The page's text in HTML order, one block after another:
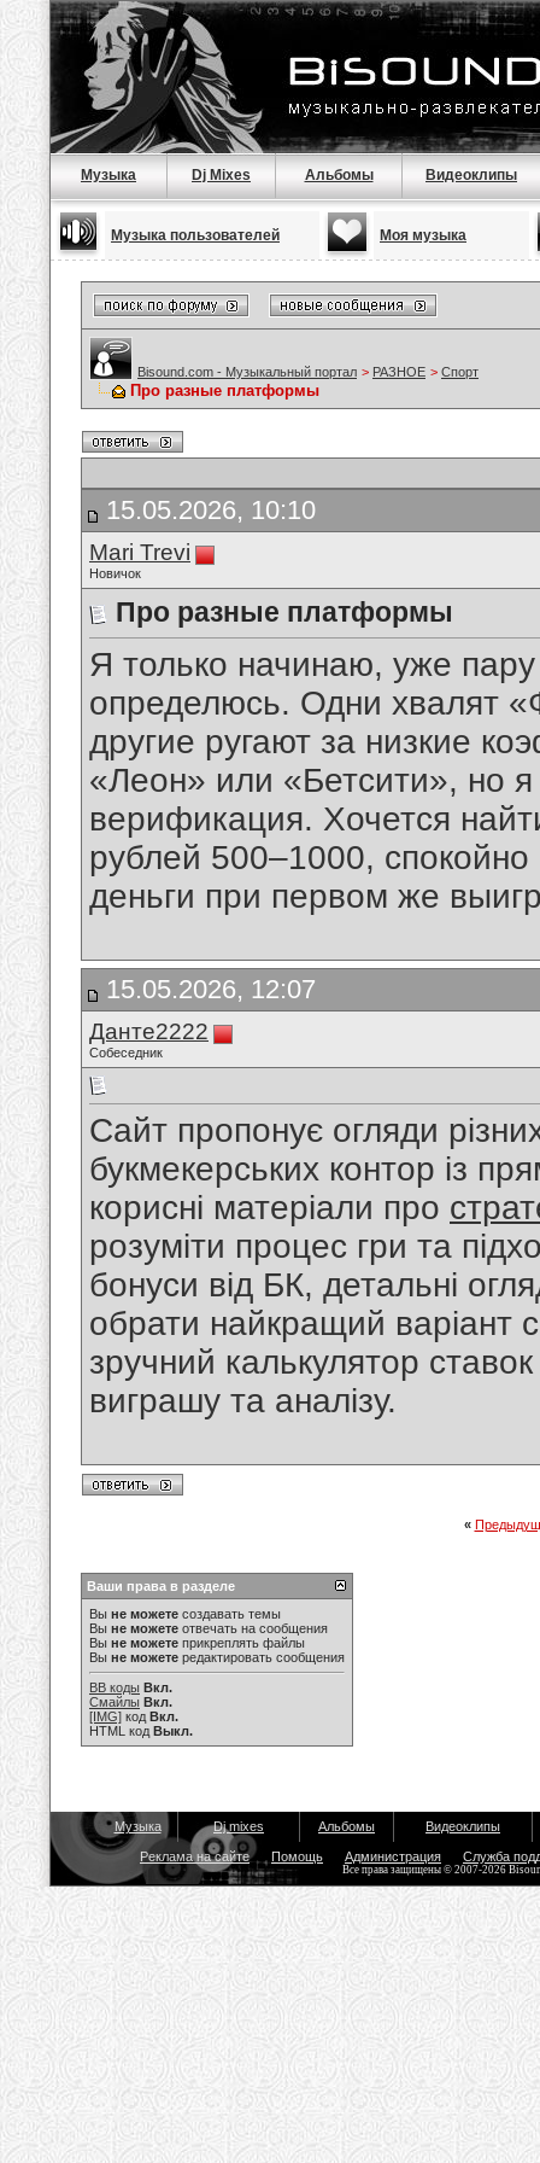
Музыка Dj Mixes Альбомы Видеоклипы
Музыка пользователей Моя музыка
Bisound.com - Музыкальный портал > РАЗНОЕ > Спорт
Про разные платформы
15.05.2026, 10:10
Mari Trevi
Новичок
Про разные платформы
Я только начинаю, уже
определюсь. Одни хвалят
другие ругают за низкие
«Леон» или «Бетсити», но
верификация. Хочется
рублей 500–1000, спокойно
деньги при первом же
15.05.2026, 12:07
Данте2222
Собеседник
Сайт пропонує огляди
букмекерських контор із
корисні матеріали про
розуміти процес гри та
бонуси від БК, детальні
обрати найкращий варіант
зручний калькулятор
виграшу та аналізу.
«
Ваши права в разделе
Вы не можете создавать темы
Вы не можете отвечать на сообщения
Вы не можете прикреплять файлы
Вы не можете редактировать сообщения
BB коды Вкл.
Смайлы Вкл.
[IMG] код Вкл.
HTML код Выкл.
Музыка Dj mixes Альбомы Видеоклипы
Реклама на сайте Помощь Администрация Служба
Все права защищены © 2007-2026